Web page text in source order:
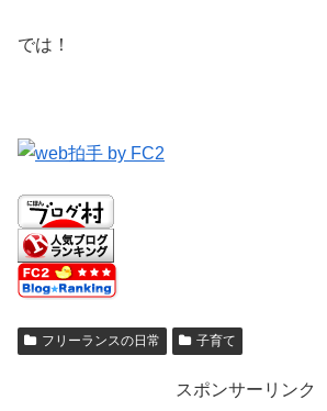
では！
フリーランスの日常 子育て
スポンサーリンク